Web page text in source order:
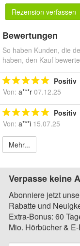
Rezension verfassen
Bewertungen
So haben Kunden, die
haben, den Kauf
Positiv
Von: a***r 07.12.25
Positiv
Von: a***i 15.07.25
Mehr...
Verpasse keine
Abonniere jetzt
Rabatte und
Extra-Bonus: 60
Mio. Hörbücher &